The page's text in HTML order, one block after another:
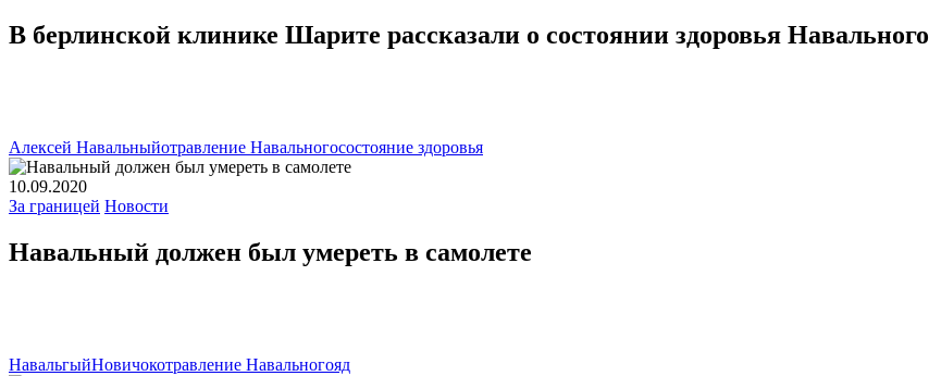
В берлинской клинике Шарите рассказали о состоянии здоровья Навального
Алексей Навальныйотравление Навальногосостояние здоровья
10.09.2020
За границей Новости
Навальный должен был умереть в самолете
НавальгыйНовичокотравление Навальногояд